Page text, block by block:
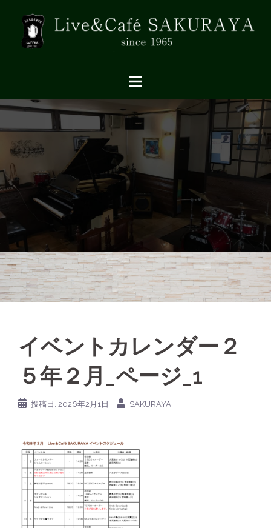
ス
イベントカレンダー２
５年２月_ページ_1
投稿日: 2026年2月1日 SAKURAYA